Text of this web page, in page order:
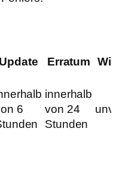
Update Erratum
6
innerhalb
von 24
Stunden